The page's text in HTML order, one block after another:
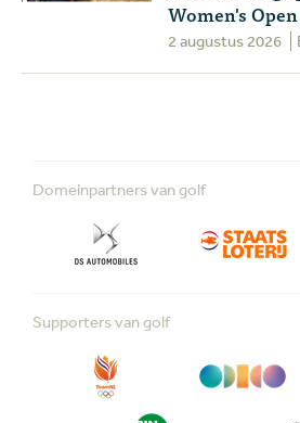
Women's Open
2 augustus 2026
Domeinpartners van golf
Supporters van golf